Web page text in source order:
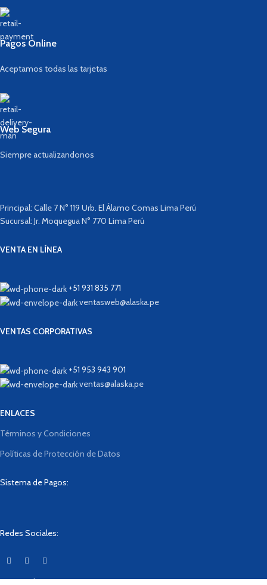
Pagos Online
Aceptamos todas las tarjetas
Web Segura
Siempre actualizandonos
Principal: Calle 7 N° 119 Urb. El Álamo Comas Lima Perú
Sucursal: Jr. Moquegua N° 770 Lima Perú
VENTA EN LÍNEA
+51 931 835 771
ventasweb@alaska.pe
VENTAS CORPORATIVAS
+51 953 943 901
ventas@alaska.pe
ENLACES
Términos y Condiciones
Políticas de Protección de Datos
Sistema de Pagos:
Redes Sociales:
Designed ByBrainLab2023